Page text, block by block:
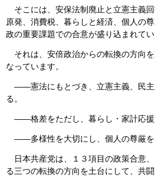
そこには、安保法制廃止と立憲主義回
原発、消費税、暮らしと経済、個人の
政の重要課題での合意が盛り込まれてい
それは、安倍政治からの転換の方向
なっています。
――憲法にもとづき、立憲主義、民主
る。
――格差をただし、暮らし・家計応援
――多様性を大切にし、個人の尊厳を
日本共産党は、１３項目の政策合意
る三つの転換の方向を土台にして、共